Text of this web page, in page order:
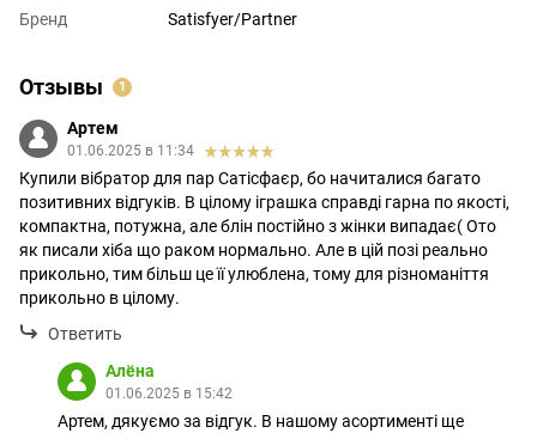
Бренд
Satisfyer/Partner
Отзывы 1
Артем
01.06.2025 в 11:34
Купили вібратор для пар Сатісфаєр, бо начиталися багато
позитивних відгуків. В цілому іграшка справді гарна по якості,
компактна, потужна, але блін постійно з жінки випадає( Ото
як писали хіба що раком нормально. Але в цій позі реально
прикольно, тим більш це її улюблена, тому для різноманіття
прикольно в цілому.
Ответить
Алёна
01.06.2025 в 15:42
Артем, дякуємо за відгук. В нашому асортименті ще